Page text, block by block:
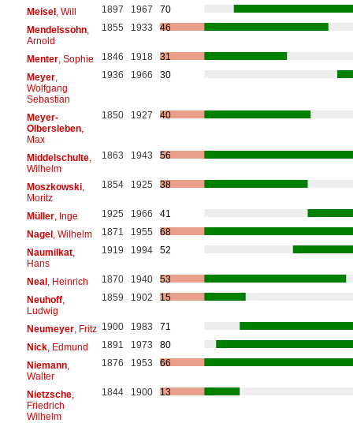
Meisel, Will 1897 1967
70
Mendelssohn,
Arnold
1855 1933 46
Menter, Sophie 1846 1918
31
Meyer,
Wolfgang
Sebastian
1936 1966 30
Meyer-
Olbersleben,
Max
1850 1927 40
Middelschulte,
Wilhelm
1863 1943 56
Moszkowski,
Moritz
1854 1925 38
Müller, Inge 1925 1966
41
Nagel, Wilhelm 1871 1955
68
Naumilkat,
Hans
1919 1994 52
Neal, Heinrich 1870 1940
53
Neuhoff,
Ludwig
1859 1902 15
Neumeyer, Fritz 1900 1983
71
Nick, Edmund 1891 1973
80
Niemann,
Walter
1876 1953 66
Nietzsche,
Friedrich
Wilhelm
1844 1900 13